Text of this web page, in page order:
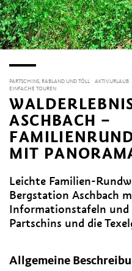
PARTSCHINS, RABLAND UND TÖLL AKTIVURLAUB
EINFACHE TOUREN
ASCHBACH –
MIT
Leichte Familien-
Bergstation Aschbach
Informationstafeln und
Partschins und die
Allgemeine